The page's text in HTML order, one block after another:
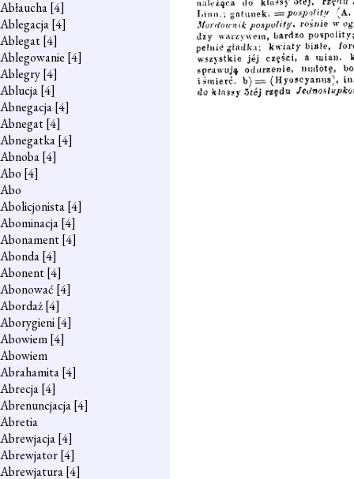
Abłaucha[4]
Ablegacja[4]
Ablegat[4]
Ablegowanie [4]
Ablegry[4]
Ablucja[4]
Abnegacja[4]
Abnegat[4]
Abnegatka[4]
Abnoba[4]
Abo [4]
Abo
Abolicjonista[4]
Abominacja[4]
Abonament[4]
Abonda[4]
Abonent[4]
Abonować [4]
Abordaż[4]
Aborygieni[4]
Abowiem[4]
Abowiem
Abrahamita[4]
Abrecja[4]
Abrenuncjacja[4]
Abretia
Abrewjacja[4]
Abrewjator[4]
Abrewjatura[4]